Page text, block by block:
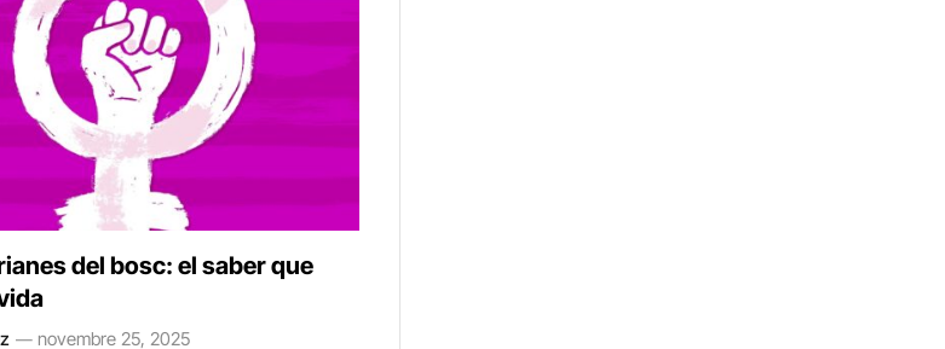
del bosc: el saber que
novembre 25, 2025